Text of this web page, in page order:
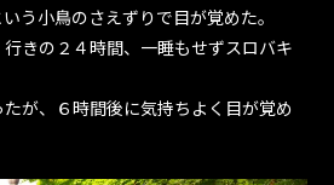
う小鳥のさえずりで目が覚めた。
きの２４時間、一睡もせずスロバキ
が、６時間後に気持ちよく目が覚め